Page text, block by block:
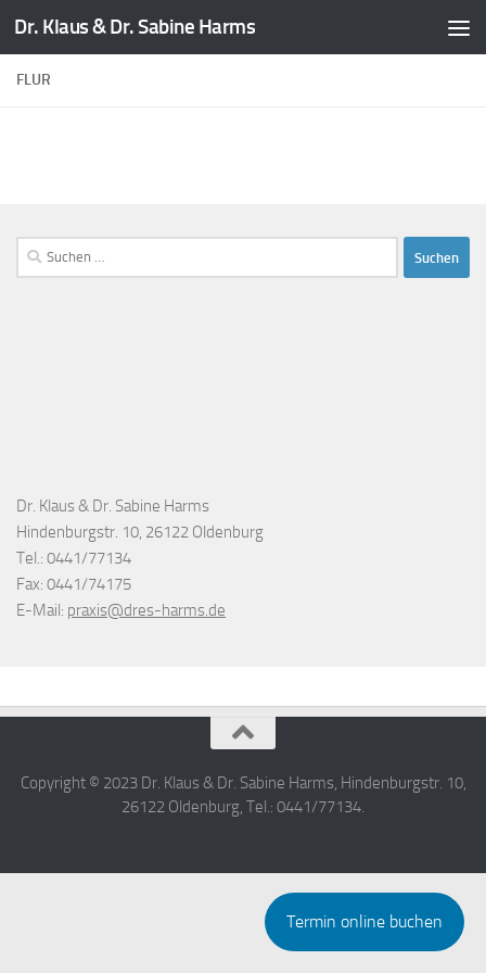
Zum Inhalt springen
Dr. Klaus & Dr. Sabine Harms
FLUR
Suchen
nach:
Dr. Klaus & Dr. Sabine Harms
Hindenburgstr. 10, 26122 Oldenburg
Tel.: 0441/77134
Fax: 0441/74175
E-Mail: praxis@dres-harms.de
Copyright © 2023 Dr. Klaus & Dr. Sabine Harms, Hindenburgstr. 10,
26122 Oldenburg, Tel.: 0441/77134.
Termin online buchen